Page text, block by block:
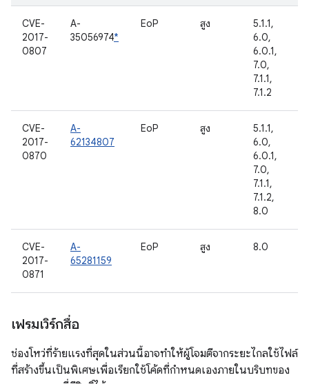
CVE-
2017-
0807
A-
35056974*
EoP สูง
5.1.1,
6.0,
6.0.1,
7.0,
7.1.1,
7.1.2
CVE-
2017-
0870
A-
62134807
EoP สูง
5.1.1,
6.0,
6.0.1,
7.0,
7.1.1,
7.1.2,
8.0
CVE-
2017-
0871
A-
65281159
EoP สูง 8.0
เฟรมเวิร์กสื่อ
ช่องโหว่ที่ร้ายแรงที่สุดในส่วนนี้อาจทำให้ผู้โจมตีจากระยะไกลใช้ไฟล์
ที่สร้างขึ้นเป็นพิเศษเพื่อเรียกใช้โค้ดที่กำหนดเองภายในบริบทของ